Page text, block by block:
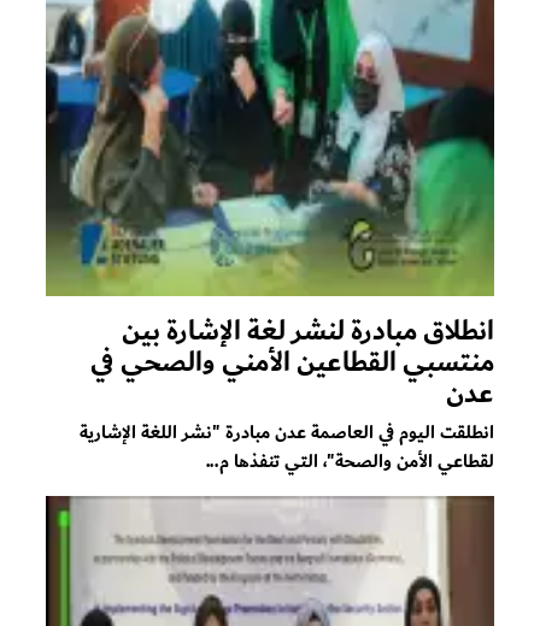
انطلاق مبادرة لنشر لغة الإشارة بين
منتسبي القطاعين الأمني والصحي في
عدن
انطلقت اليوم في العاصمة عدن مبادرة "نشر اللغة الإشارية
لقطاعي الأمن والصحة"، التي تنفذها م...